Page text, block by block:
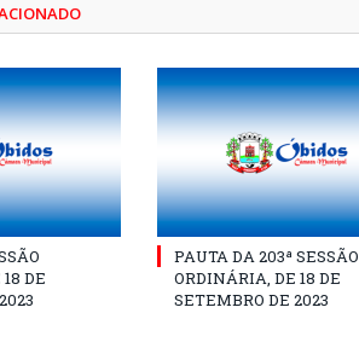
DE
PAUTA DA 203ª SESSÃO
ORDINÁRIA, DE 18 DE
SETEMBRO DE 2023